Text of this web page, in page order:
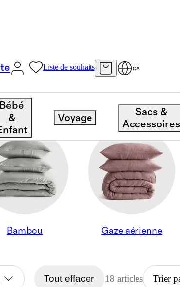
Liste de souhaits CA
Bébé
&
Voyage
Sacs &
Accessoires
Bambou Gaze aérienne
Tout effacer 18 articles Trier